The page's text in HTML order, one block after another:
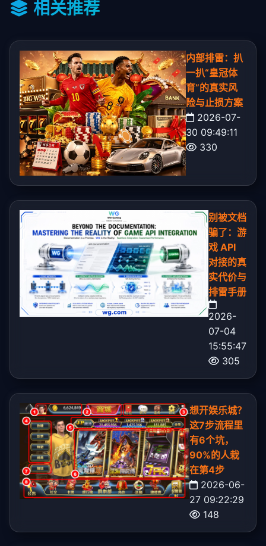
相关推荐
内部排雷：扒
一扒“皇冠体
育”的真实风
险与止损方案
2026-07-
30 09:49:11
330
别被文档
骗了：游
戏 API
对接的真
实代价与
排雷手册
2026-
07-04
15:55:47
305
想开娱乐城？
这7步流程里
有6个坑，
90%的人栽
在第4步
2026-06-
27 09:22:29
148